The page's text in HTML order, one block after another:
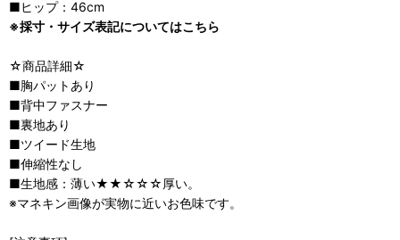
■ヒップ：46cm
※採寸・サイズ表記についてはこちら
☆商品詳細☆
■胸パットあり
■背中ファスナー
■裏地あり
■ツイード生地
■伸縮性なし
■生地感：薄い★★☆☆☆厚い。
※マネキン画像が実物に近いお色味です。